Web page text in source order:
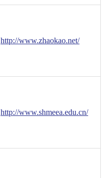
http://www.zhaokao.net/
http://www.shmeea.edu.cn/